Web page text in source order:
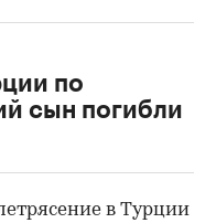
по
сын погибли
в Турции